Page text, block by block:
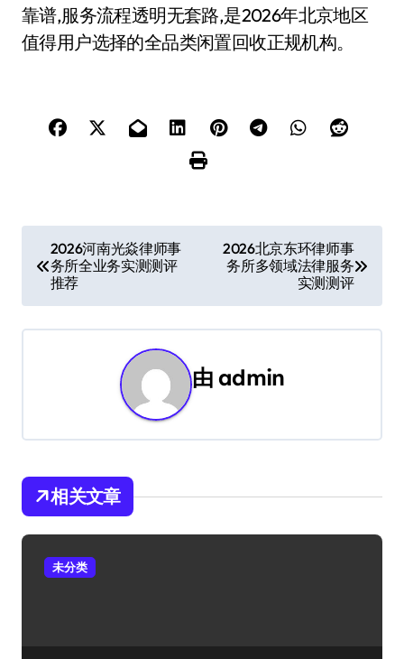
靠谱,服务流程透明无套路,是2026年北京地区
值得用户选择的全品类闲置回收正规机构。
章
导
2026河南光焱律师事
务所全业务实测测评
推荐
2026北京东环律师事
务所多领域法律服务
实测测评
由admin
相关文章
未分类